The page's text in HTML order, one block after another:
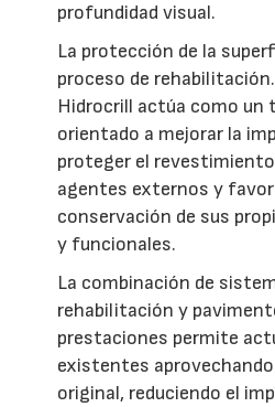
profundidad visual.
La protección de la
proceso de
Hidrocrill actúa como
orientado a mejorar la
proteger el
agentes externos y
conservación de sus
y funcionales.
La combinación de
rehabilitación y
prestaciones permite
existentes
original, reduciendo el